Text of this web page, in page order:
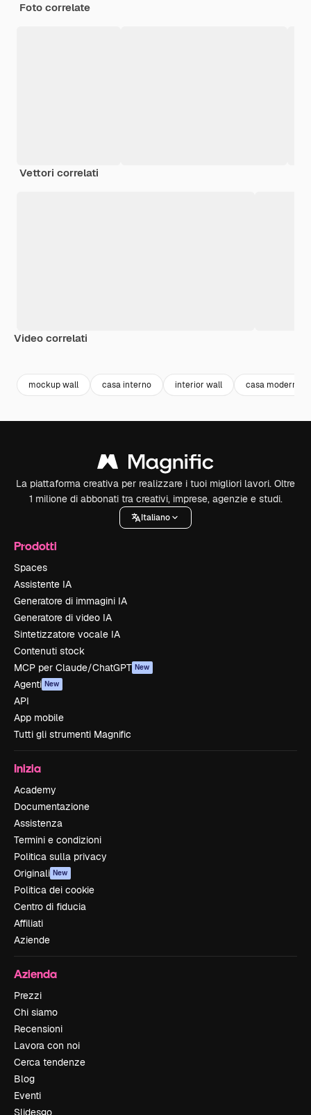
Foto correlate
Vettori correlati
Video correlati
mockup wall casa interno interior wall casa moderna
La piattaforma creativa per realizzare i tuoi migliori lavori. Oltre
1 milione di abbonati tra creativi, imprese, agenzie e studi.
Italiano
Prodotti
Spaces
Assistente IA
Generatore di immagini IA
Generatore di video IA
Sintetizzatore vocale IA
Contenuti stock
MCP per Claude/ChatGPT New
Agenti New
API
App mobile
Tutti gli strumenti Magnific
Inizia
Academy
Documentazione
Assistenza
Termini e condizioni
Politica sulla privacy
Originali New
Politica dei cookie
Centro di fiducia
Affiliati
Aziende
Azienda
Prezzi
Chi siamo
Recensioni
Lavora con noi
Cerca tendenze
Blog
Eventi
Slidesgo